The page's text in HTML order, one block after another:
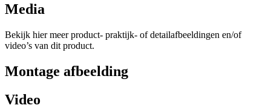
Media
Bekijk hier meer product- praktijk- of detailafbeeldingen en/of
video’s van dit product.
Montage afbeelding
Video